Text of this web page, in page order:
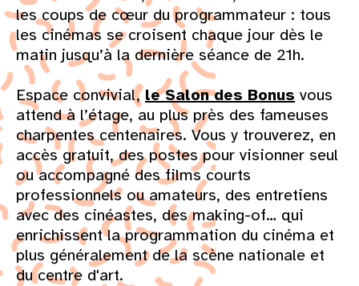
les coups de cœur du programmateur : tous
les cinémas se croisent chaque jour dès le
matin jusqu’à la dernière séance de 21h.
Espace convivial,le Salon des Bonus vous
attend à l’étage, au plus près des fameuses
charpentes centenaires. Vous y trouverez, en
accès gratuit, des postes pour visionner seul
ou accompagné des films courts
professionnels ou amateurs, des entretiens
avec des cinéastes, des making-of… qui
enrichissent la programmation du cinéma et
plus généralement de la scène nationale et
du centre d'art.